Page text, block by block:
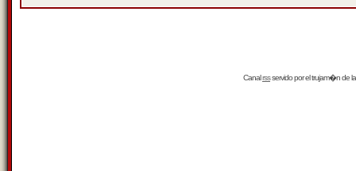
Canalrssservido por eltrujam�nde